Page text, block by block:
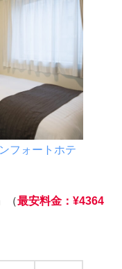
フォートホテ
（最安料金：¥4364